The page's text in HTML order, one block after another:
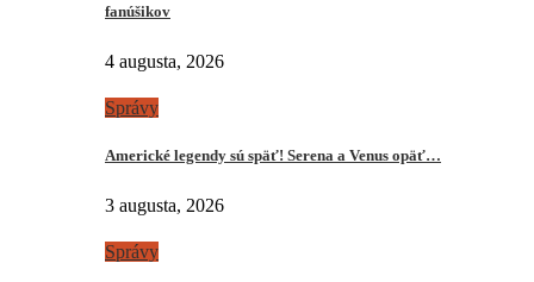
fanúšikov
4 augusta, 2026
Správy
Americké legendy sú späť! Serena a Venus opäť…
3 augusta, 2026
Správy